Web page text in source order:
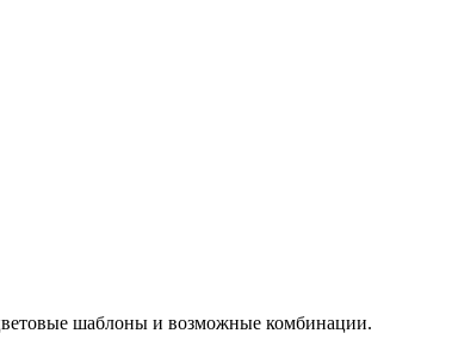
шаблоны и возможные комбинации.